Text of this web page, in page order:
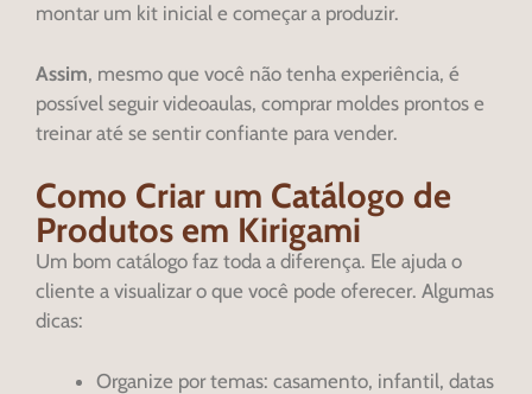
montar um kit inicial e começar a produzir.
Assim, mesmo que você não tenha experiência, é
possível seguir videoaulas, comprar moldes prontos e
treinar até se sentir confiante para vender.
Como Criar um Catálogo de
Produtos em Kirigami
Um bom catálogo faz toda a diferença. Ele ajuda o
cliente a visualizar o que você pode oferecer. Algumas
dicas:
Organize por temas: casamento, infantil, datas